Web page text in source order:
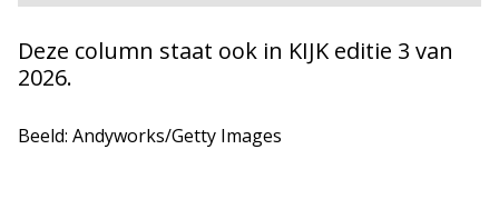
Deze column staat ook in KIJK editie 3 van
2026.
Beeld: Andyworks/Getty Images